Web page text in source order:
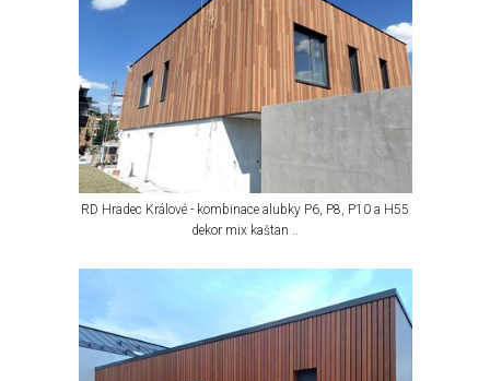
RD Hradec Králové - kombinace alubky P6, P8, P10 a H55
dekor mix kaštan ..